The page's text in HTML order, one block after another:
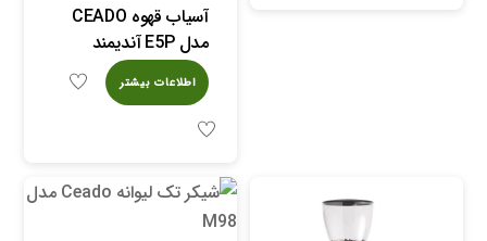
آسیاب قهوه CEADO
مدل E5P آندیمند
اطلاعات بیشتر